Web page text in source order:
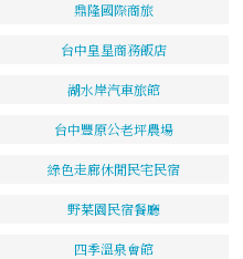
鼎隆國際商旅
台中皇星商務飯店
湖水岸汽車旅館
台中豐原公老坪農場
綠色走廊休閒民宅民宿
野菜園民宿餐廳
四季溫泉會館